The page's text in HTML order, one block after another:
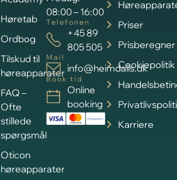
Priser
Prisberegner
Cookiepolitik
Karriere
Høretab
Ordbog
Tilskud til
høreapparater
FAQ –
Ofte
stillede
spørgsmål
Oticon
høreapparater
08:00 – 16:00
Telefonen
+45 89
805 505
Mail
info@heimdalls.dk
Book tid
Online
booking